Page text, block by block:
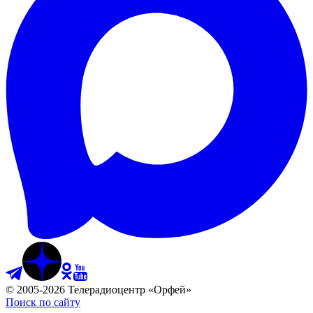
© 2005-2026 Телерадиоцентр «Орфей»
Поиск по сайту